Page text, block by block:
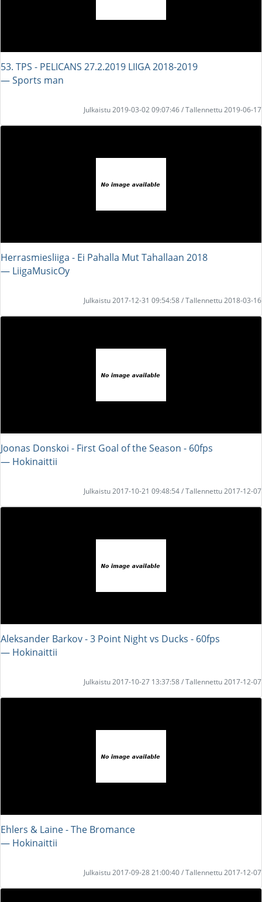
53. TPS - PELICANS 27.2.2019 LIIGA 2018-2019
― Sports man
Julkaistu 2019-03-02 09:07:46 / Tallennettu 2019-06-17
Herrasmiesliiga - Ei Pahalla Mut Tahallaan 2018
― LiigaMusicOy
Julkaistu 2017-12-31 09:54:58 / Tallennettu 2018-03-16
Joonas Donskoi - First Goal of the Season - 60fps
― Hokinaittii
Julkaistu 2017-10-21 09:48:54 / Tallennettu 2017-12-07
Aleksander Barkov - 3 Point Night vs Ducks - 60fps
― Hokinaittii
Julkaistu 2017-10-27 13:37:58 / Tallennettu 2017-12-07
Ehlers & Laine - The Bromance
― Hokinaittii
Julkaistu 2017-09-28 21:00:40 / Tallennettu 2017-12-07